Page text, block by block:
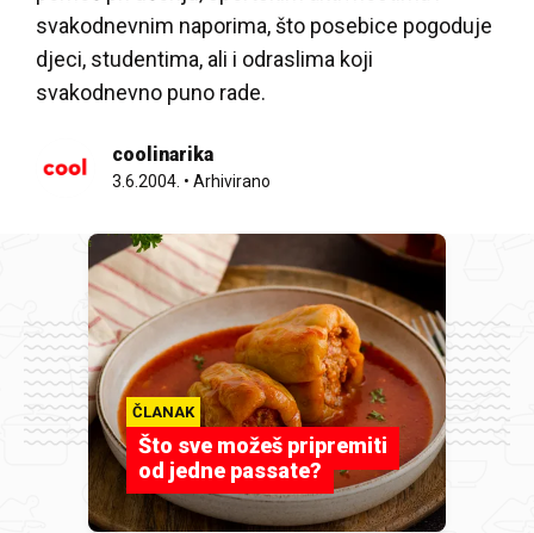
svakodnevnim naporima, što posebice pogoduje
djeci, studentima, ali i odraslima koji
svakodnevno puno rade.
coolinarika
3.6.2004. • Arhivirano
ČLANAK
Što sve možeš pripremiti
od jedne passate?